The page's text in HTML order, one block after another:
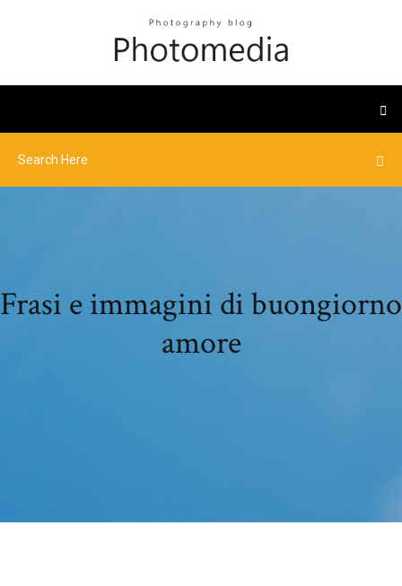
Frasi e immagini di buongiorno
amore